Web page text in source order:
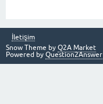
İletişim
Snow Theme by Q2A Market
Powered by Question2Answer